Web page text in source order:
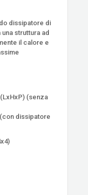
dissipatore di
struttura ad
il calore e
(senza
(con dissipatore